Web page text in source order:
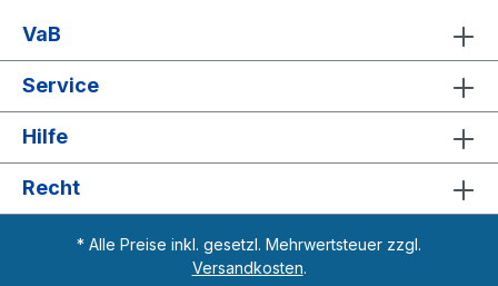
VaB
Service
Hilfe
Recht
* Alle Preise inkl. gesetzl. Mehrwertsteuer zzgl.
Versandkosten.